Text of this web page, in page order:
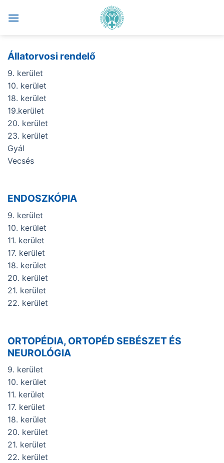
Állatorvosi rendelő
9. kerület
10. kerület
18. kerület
19.kerület
20. kerület
23. kerület
Gyál
Vecsés
ENDOSZKÓPIA
9. kerület
10. kerület
11. kerület
17. kerület
18. kerület
20. kerület
21. kerület
22. kerület
ORTOPÉDIA, ORTOPÉD SEBÉSZET ÉS
NEUROLÓGIA
9. kerület
10. kerület
11. kerület
17. kerület
18. kerület
20. kerület
21. kerület
22. kerület